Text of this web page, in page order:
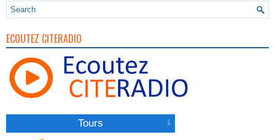
ECOUTEZ CITERADIO
Tours